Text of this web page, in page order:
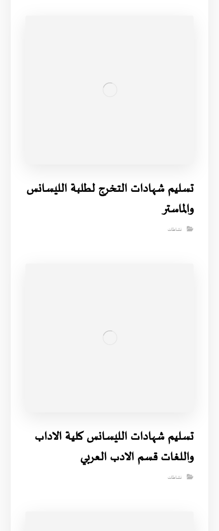
تسليم شهادات التخرج لطلبة الليسانس
والماستر
نشاطات
تسليم شهادات الليسانس كلية الاداب
واللغات قسم الادب العربي
نشاطات